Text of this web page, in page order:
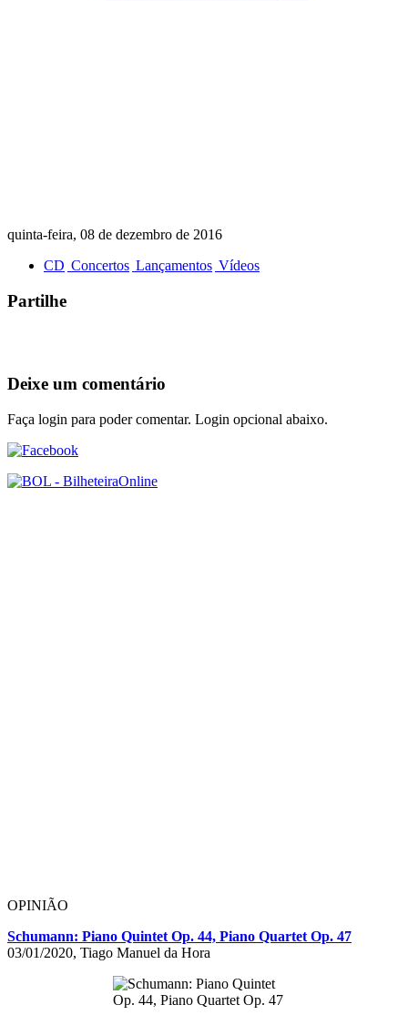
quinta-feira, 08 de dezembro de 2016
CD Concertos Lançamentos Vídeos
Partilhe
Deixe um comentário
Faça login para poder comentar. Login opcional abaixo.
OPINIÃO
Schumann: Piano Quintet Op. 44, Piano Quartet Op. 47
03/01/2020, Tiago Manuel da Hora